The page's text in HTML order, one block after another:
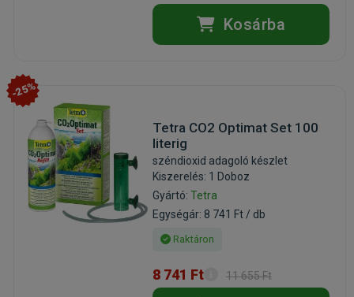
Kosárba
-25%
Tetra CO2 Optimat Set 100
literig
széndioxid adagoló készlet
Kiszerelés: 1 Doboz
Gyártó: Tetra
Egységár: 8 741 Ft / db
Raktáron
8 741 Ft 11 655 Ft